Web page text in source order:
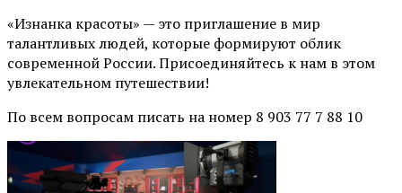
«Изнанка красоты» — это приглашение в мир
талантливых людей, которые формируют облик
современной России. Присоединяйтесь к нам в этом
увлекательном путешествии!
По всем вопросам писать на номер 8 903 77 7 88 10